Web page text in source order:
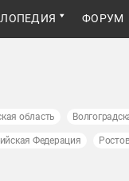
ФОРУМ
область
Федерация